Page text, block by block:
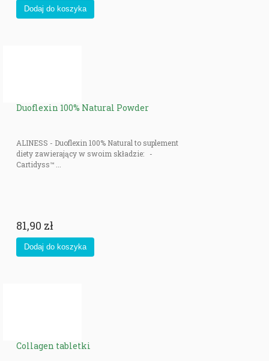
Duoflexin 100% Natural Powder
ALINESS - Duoflexin 100% Natural to suplement
diety zawierający w swoim składzie: -
Cartidyss™ ...
81,90 zł
Collagen tabletki